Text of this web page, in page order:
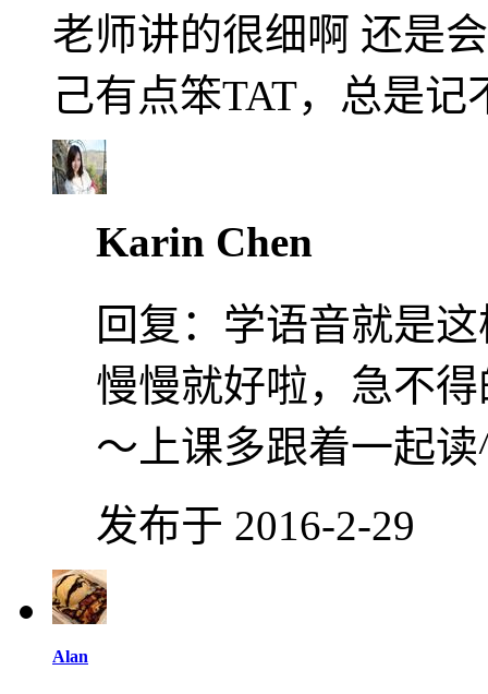
老师讲的很细啊 还是
己有点笨TAT，总是
Karin Chen
回复： 学语音就是
慢慢就好啦，急不
～上课多跟着一起读
发布于 2016-2-29
Alan